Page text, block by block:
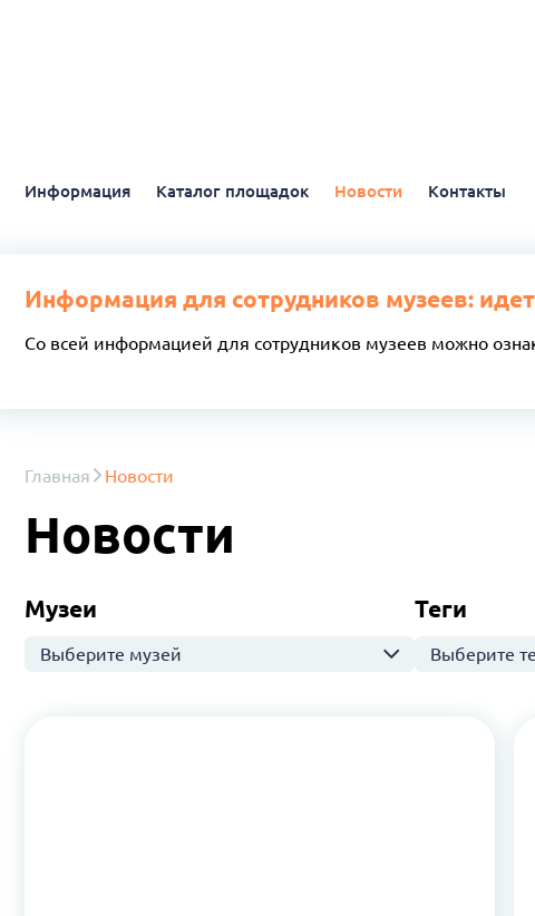
Информация Каталог площадок Новости Контакты
Информация для сотрудников музеев:
Со всей информацией для сотрудников музеев можно
Главная Новости
Новости
Музеи
Выберите музей
Теги
Выберите